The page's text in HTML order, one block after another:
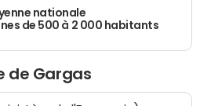
nationale
de 500 à 2 000 habitants
de Gargas